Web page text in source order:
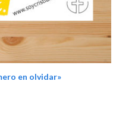
en olvidar»